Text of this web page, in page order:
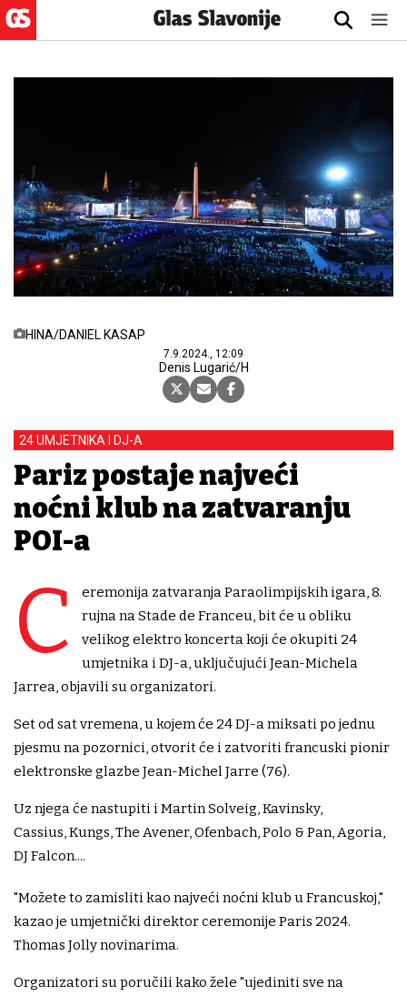
HINA/DANIEL KASAP
7.9.2024., 12:09
Denis Lugarić/H
24 UMJETNIKA I DJ-A
Pariz postaje najveći
noćni klub na zatvaranju
POI-a
C
eremonija zatvaranja Paraolimpijskih igara, 8.
rujna na Stade de Franceu, bit će u obliku
velikog elektro koncerta koji će okupiti 24
umjetnika i DJ-a, uključujući Jean-Michela
Jarrea, objavili su organizatori.
Set od sat vremena, u kojem će 24 DJ-a miksati po jednu
pjesmu na pozornici, otvorit će i zatvoriti francuski pionir
elektronske glazbe Jean-Michel Jarre (76).
Uz njega će nastupiti i Martin Solveig, Kavinsky,
Cassius, Kungs, The Avener, Ofenbach, Polo & Pan, Agoria,
DJ Falcon....
"Možete to zamisliti kao najveći noćni klub u Francuskoj,"
kazao je umjetnički direktor ceremonije Paris 2024.
Thomas Jolly novinarima.
Organizatori su poručili kako žele "ujediniti sve na